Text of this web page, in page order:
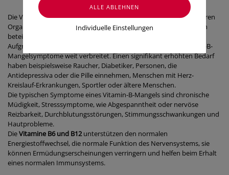
Die Vitamine desB Komplexesgelten als Basisnährstoffe für unseren
Organismus. Sie sind an einer Vielzahl von Stoffwechselvorgängen
beteiligt und unterstützen besonders unser Nervensystem.
Aufgrund von körperlicher und nervlicher Belastung sind Vitamin-B-
Mangelsymptome weit verbreitet. Einen signifikant erhöhten Bedarf
haben beispielsweise Raucher, Diabetiker, Personen, die
Antidepressiva oder die Pille einnehmen, Menschen mit Herz-
Kreislauf-Erkrankungen, Sportler oder ältere Menschen.
Die typischen Symptome eines Vitamin-B-Mangels sind chronische
Müdigkeit, Stresssymptome, wie Abgespanntheit oder nervöse
Reizbarkeit, Durchblutungsstörungen, Stimmungsschwankungen und
Hautprobleme.
DieVitamine B6 und B12unterstützen den normalen
Energiestoffwechsel, die normale Funktion des Nervensystems, sie
können Ermüdungserscheinungen verringern und helfen beim Erhalt
eines normalen Immunsystems.
Individuelle Einstellungen